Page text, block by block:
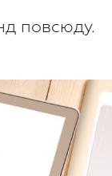
повсюду.